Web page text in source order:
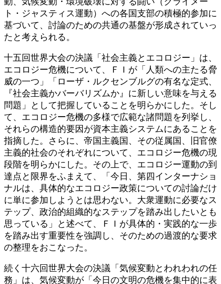
ト・ジャスティス運動）への各国支部の積極的参加に
基づいて、討論のための共通の基盤が形成されていっ
たと考えられる。
十五回世界大会の決議「社会主義とエコロジー」は、
エコロジー危機について、ＦＩが「人類への主たる脅
威の一つ」「ローザ・ルクセンブルグの有名な定式、
『社会主義かバーバリズムか』に新しい意味を与える
問題」として把握していることを明らかにした。そし
て、エコロジー危機の多様で広範な諸問題を列挙し、
それらの構造的要因が資本主義システムにあることを
指摘した。さらに、帝国主義国、その従属国、旧官僚
主義的社会のそれぞれについて、エコロジー危機の現
段階を明らかにした。その上で、エコロジー運動の到
達点と限界をふまえて、「今日、第四インターナショ
ナルは、具体的なエコロジー政策についての討論だけ
に単に参加しようとは思わない。大衆運動に必要なス
テップ、政治的組織的なステップを踏み出したいとも
思っている」と述べて、ＦＩが具体的・実践的な一歩
を踏み出す重要性を強調し、そのための過渡的な要求
の整理をおこなった。
続く十六回世界大会の決議「気候変動とわれわれの任
務」は、気候変動が「今日の文明の危機を集中的に表